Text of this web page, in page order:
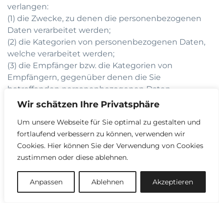
Wir schätzen Ihre Privatsphäre
Um unsere Webseite für Sie optimal zu gestalten und
fortlaufend verbessern zu können, verwenden wir
Cookies. Hier können Sie der Verwendung von Cookies
zustimmen oder diese ablehnen.
Anpassen Ablehnen Akzeptieren
verlangen:
(1) die Zwecke, zu denen die personenbezogenen
Daten verarbeitet werden;
(2) die Kategorien von personenbezogenen Daten,
welche verarbeitet werden;
(3) die Empfänger bzw. die Kategorien von
Empfängern, gegenüber denen die Sie
betreffenden personenbezogenen Daten
offengelegt wurden oder noch offengelegt werden;
(4) die geplante Dauer der Speicherung der Sie
betreffenden personenbezogenen Daten oder, falls
konkrete Angaben hierzu nicht möglich sind,
Kriterien für die Festlegung der Speicherdauer;
(5) das Bestehen eines Rechts auf Berichtigung
oder Löschung der Sie betreffenden
personenbezogenen Daten, eines Rechts auf
Einschränkung der Verarbeitung durch den